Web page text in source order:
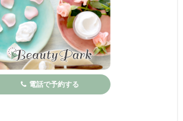
電話で予約する